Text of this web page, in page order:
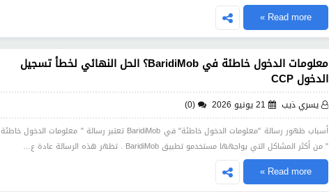
Read more »
معلومات الدخول خاطئة في BaridiMob؟ الحل النهائي لخطأ تسجيل
الدخول CCP
يسري ذيب 21 يونيو 2026 (0)
أسباب ظهور رسالة "معلومات الدخول خاطئة" في BaridiMob تعتبر رسالة " معلومات الدخول خاطئة
" من أكثر المشاكل التي يواجهها مستخدمو تطبيق BaridiMob . تظهر هذه الرسالة عادة ع…
Read more »